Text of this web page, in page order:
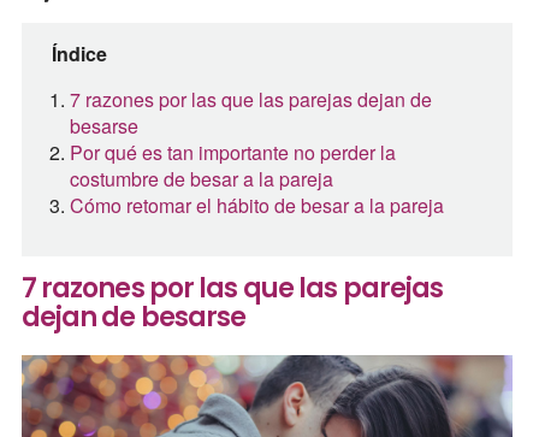
Índice
7 razones por las que las parejas dejan de
besarse
Por qué es tan importante no perder la
costumbre de besar a la pareja
Cómo retomar el hábito de besar a la pareja
7 razones por las que las parejas
dejan de besarse